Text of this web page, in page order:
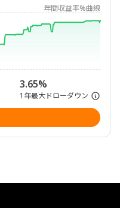
年間収益率%曲線
3.65%
1年最大ドローダウン